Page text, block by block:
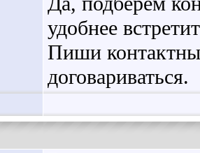
удобнее
Пиши
договариваться.